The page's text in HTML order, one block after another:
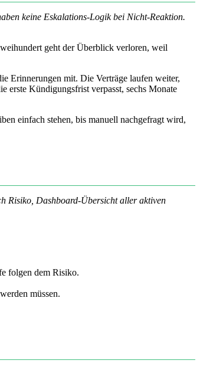
keine Eskalations-Logik bei Nicht-Reaktion.
geht der Überblick verloren, weil
Erinnerungen mit. Die Verträge laufen weiter,
erste Kündigungsfrist verpasst, sechs Monate
einfach stehen, bis manuell nachgefragt wird,
Risiko, Dashboard-Übersicht aller aktiven
folgen dem Risiko.
müssen.